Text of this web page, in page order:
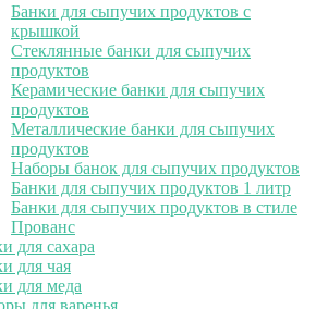
Банки для сыпучих продуктов с
крышкой
Стеклянные банки для сыпучих
продуктов
Керамические банки для сыпучих
продуктов
Металлические банки для сыпучих
продуктов
Наборы банок для сыпучих продуктов
Банки для сыпучих продуктов 1 литр
Банки для сыпучих продуктов в стиле
Прованс
для сахара
для чая
для меда
для варенья